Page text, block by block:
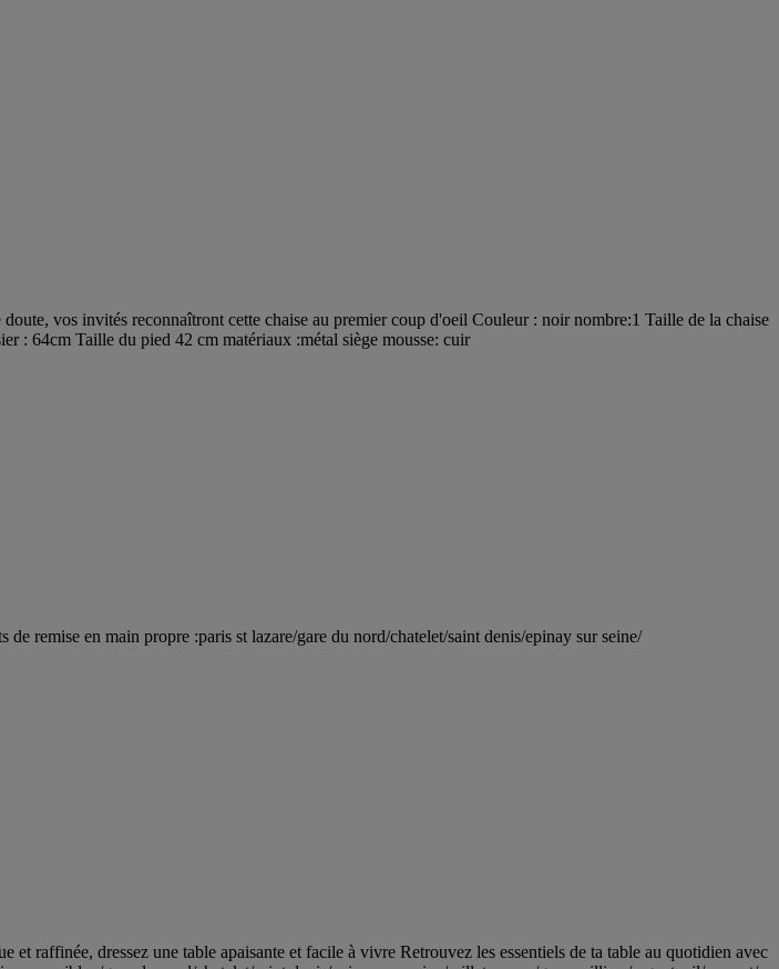
vos invités reconnaîtront cette chaise au premier coup d'oeil Couleur : noir nombre:1 Taille de la chaise
: 64cm Taille du pied 42 cm matériaux :métal siège mousse: cuir
remise en main propre :paris st lazare/gare du nord/chatelet/saint denis/epinay sur seine/
raffinée, dressez une table apaisante et facile à vivre Retrouvez les essentiels de ta table au quotidien avec